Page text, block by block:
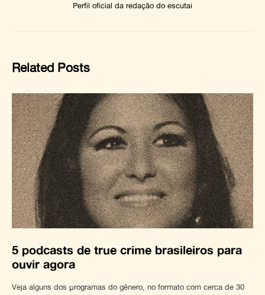
Perfil oficial da redação do escutai
Related Posts
5 podcasts de true crime brasileiros para
ouvir agora
Veja alguns dos programas do gênero, no formato com cerca de 30